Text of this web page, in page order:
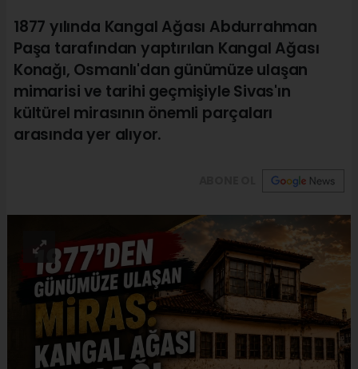
1877 yılında Kangal Ağası Abdurrahman
Paşa tarafından yaptırılan Kangal Ağası
Konağı, Osmanlı'dan günümüze ulaşan
mimarisi ve tarihi geçmişiyle Sivas'ın
kültürel mirasının önemli parçaları
arasında yer alıyor.